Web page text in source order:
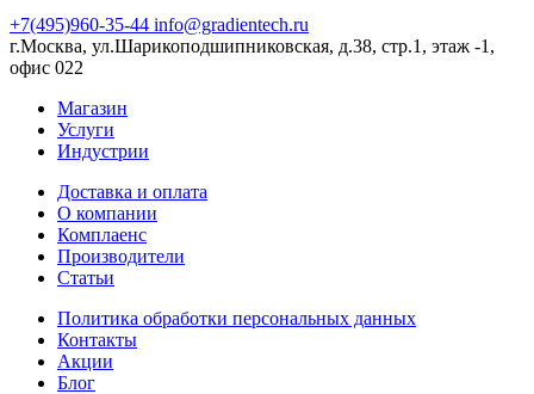
+7(495)960-35-44 info@gradientech.ru
г.Москва, ул.Шарикоподшипниковская, д.38, стр.1, этаж -1,
офис 022
Магазин
Услуги
Индустрии
Доставка и оплата
О компании
Комплаенс
Производители
Статьи
Политика обработки персональных данных
Контакты
Акции
Блог